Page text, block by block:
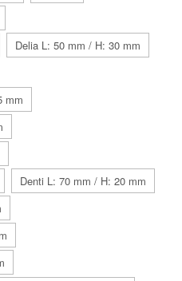
Delia L: 50 mm / H: 30 mm
mm
Denti L: 70 mm / H: 20 mm